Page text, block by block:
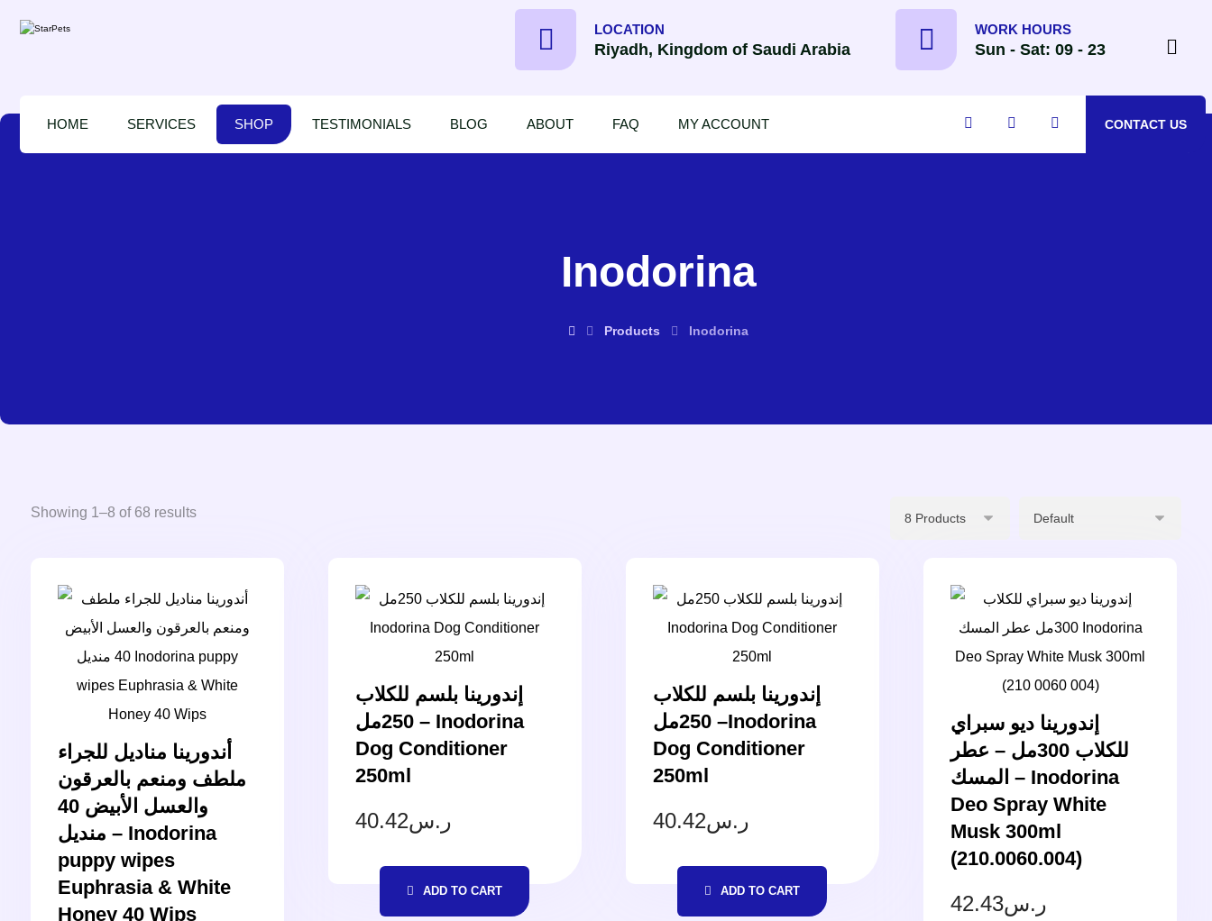
WORK HOURS
Sun - Sat: 09 - 23
LOCATION
Riyadh, Kingdom of Saudi Arabia
HOME SERVICES SHOP TESTIMONIALS BLOG ABOUT FAQ MY ACCOUNT CONTACT US
Inodorina
Products Inodorina
Showing 1–8 of 68 results
أندورينا مناديل للجراء
ملطف ومنعم بالعرقون
والعسل الأبيض 40
منديل – Inodorina
puppy wipes
Euphrasia & White
Honey 40 Wips
إندورينا بلسم للكلاب
250مل – Inodorina
Dog Conditioner
250ml
ر.س40.42
ADD TO CART
إندورينا بلسم للكلاب
250مل –Inodorina
Dog Conditioner
250ml
ر.س40.42
ADD TO CART
إندورينا ديو سبراي
للكلاب 300مل – عطر
المسك – Inodorina
Deo Spray White
Musk 300ml
(210.0060.004)
ر.س42.43